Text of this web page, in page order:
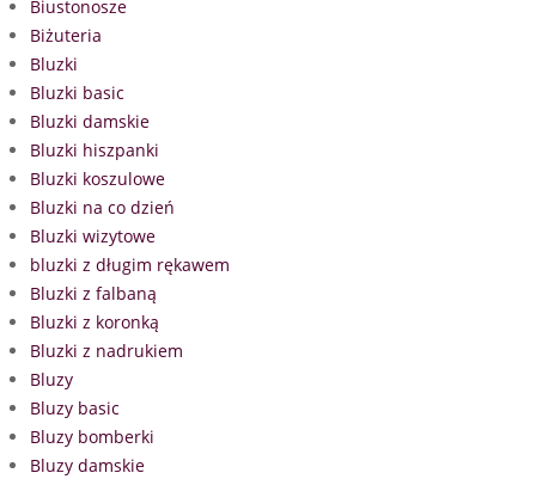
Biustonosze
Biżuteria
Bluzki
Bluzki basic
Bluzki damskie
Bluzki hiszpanki
Bluzki koszulowe
Bluzki na co dzień
Bluzki wizytowe
bluzki z długim rękawem
Bluzki z falbaną
Bluzki z koronką
Bluzki z nadrukiem
Bluzy
Bluzy basic
Bluzy bomberki
Bluzy damskie